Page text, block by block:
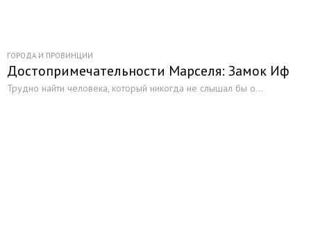
ГОРОДА И ПРОВИНЦИИ
Достопримечательности Марселя: Замок Иф
Трудно найти человека, который никогда не слышал бы о...